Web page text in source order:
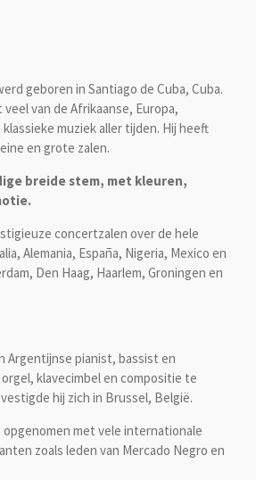
geboren in Santiago de Cuba, Cuba.
van de Afrikaanse, Europa,
muziek aller tijden. Hij heeft
en grote zalen.
breide stem, met kleuren,
concertzalen over de hele
Alemania, España, Nigeria, Mexico en
Den Haag, Haarlem, Groningen en
Argentijnse pianist, bassist en
klavecimbel en compositie te
hij zich in Brussel, België.
met vele internationale
zoals leden van Mercado Negro en